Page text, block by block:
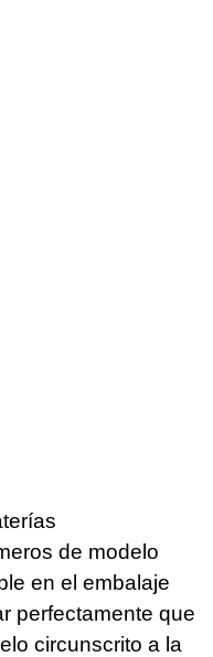
de modelo
en el embalaje
perfectamente que
circunscrito a la